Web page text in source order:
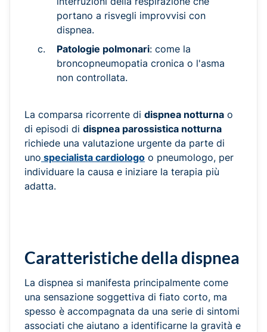
portano a risvegli improvvisi con
dispnea.
Patologie polmonari: come la
broncopneumopatia cronica o l'asma
non controllata.
La comparsa ricorrente di dispnea notturna o
di episodi di dispnea parossistica notturna
richiede una valutazione urgente da parte di
uno specialista cardiologo o pneumologo, per
individuare la causa e iniziare la terapia più
adatta.
Caratteristiche della dispnea
La dispnea si manifesta principalmente come
una sensazione soggettiva di fiato corto, ma
spesso è accompagnata da una serie di sintomi
associati che aiutano a identificarne la gravità e